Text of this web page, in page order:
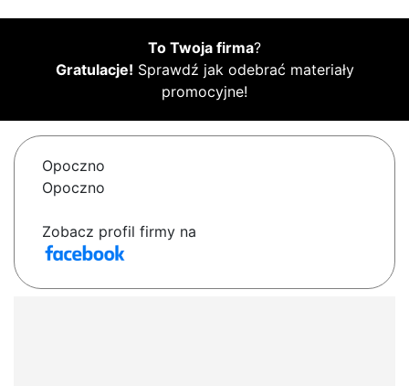
To Twoja firma?
Gratulacje! Sprawdź jak odebrać materiały
promocyjne!
Opoczno
Opoczno
Zobacz profil firmy na